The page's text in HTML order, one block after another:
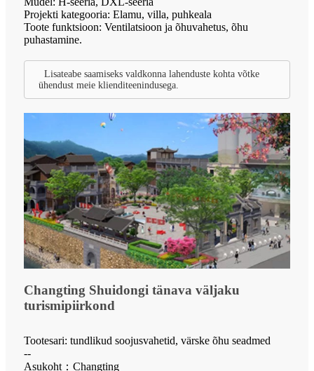
Projekti kategooria: Elamu, villa, puhkeala
Toote funktsioon: Ventilatsioon ja õhuvahetus, õhu
puhastamine.
Lisateabe saamiseks valdkonna lahenduste kohta võtke
ühendust meie klienditeenindusega.
Changting Shuidongi tänava väljaku
turismipiirkond
Tootesari: tundlikud soojusvahetid, värske õhu seadmed
--
Asukoht：Changting